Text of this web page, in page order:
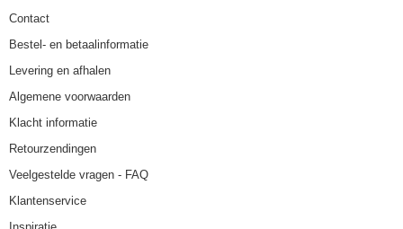
Contact
Bestel- en betaalinformatie
Levering en afhalen
Algemene voorwaarden
Klacht informatie
Retourzendingen
Veelgestelde vragen - FAQ
Klantenservice